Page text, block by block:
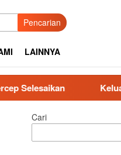
Pencarian
LAINNYA
Keluarga
Cari